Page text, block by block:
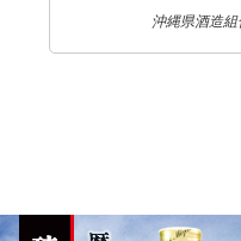
沖縄県酒造